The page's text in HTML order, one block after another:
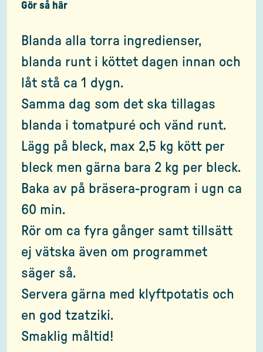
Gör så här
Blanda alla torra ingredienser,
blanda runt i köttet dagen innan och
låt stå ca 1 dygn.
Samma dag som det ska tillagas
blanda i tomatpuré och vänd runt.
Lägg på bleck, max 2,5 kg kött per
bleck men gärna bara 2 kg per bleck.
Baka av på bräsera-program i ugn ca
60 min.
Rör om ca fyra gånger samt tillsätt
ej vätska även om programmet
säger så.
Servera gärna med klyftpotatis och
en god tzatziki.
Smaklig måltid!